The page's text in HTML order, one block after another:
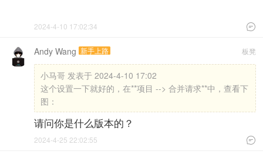

2024-4-10 17:02:34
板凳
Andy Wang 新手上路
小马哥 发表于 2024-4-10 17:02
这个设置一下就好的，在**项目 --> 合并请求**中，查看下
图：
请问你是什么版本的？

2024-4-25 22:02:55